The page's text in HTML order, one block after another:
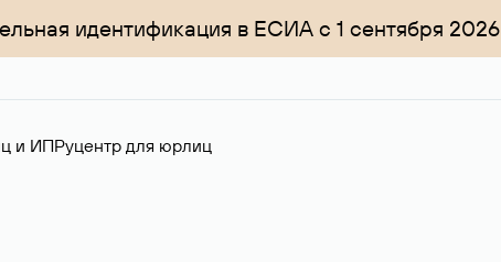
идентификация в ЕСИА с 1 сентября 2026
и ИПРуцентр для юрлиц